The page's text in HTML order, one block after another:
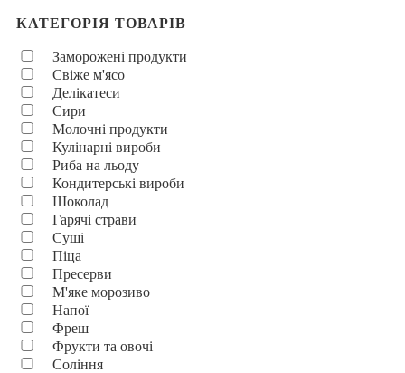
КАТЕГОРІЯ ТОВАРІВ
Заморожені продукти
Свіже м'ясо
Делікатеси
Сири
Молочні продукти
Кулінарні вироби
Риба на льоду
Кондитерські вироби
Шоколад
Гарячі страви
Суші
Піца
Пресерви
М'яке морозиво
Напої
Фреш
Фрукти та овочі
Соління